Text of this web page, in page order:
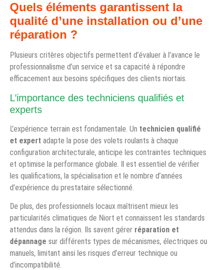
Quels éléments garantissent la
qualité d’une installation ou d’une
réparation ?
Plusieurs critères objectifs permettent d’évaluer à l’avance le
professionnalisme d’un service et sa capacité à répondre
efficacement aux besoins spécifiques des clients niortais.
L’importance des techniciens qualifiés et
experts
L’expérience terrain est fondamentale. Un technicien qualifié
et expert adapte la pose des volets roulants à chaque
configuration architecturale, anticipe les contraintes techniques
et optimise la performance globale. Il est essentiel de vérifier
les qualifications, la spécialisation et le nombre d’années
d’expérience du prestataire sélectionné.
De plus, des professionnels locaux maîtrisent mieux les
particularités climatiques de Niort et connaissent les standards
attendus dans la région. Ils savent gérer réparation et
dépannage sur différents types de mécanismes, électriques ou
manuels, limitant ainsi les risques d’erreur technique ou
d’incompatibilité.